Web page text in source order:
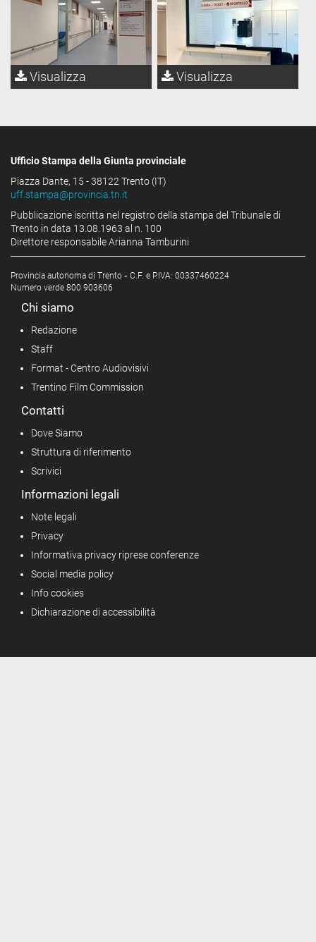
Visualizza Visualizza
Ufficio Stampa della Giunta provinciale
Piazza Dante, 15 - 38122 Trento (IT)
uff.stampa@provincia.tn.it
Pubblicazione iscritta nel registro della stampa del Tribunale di
Trento in data 13.08.1963 al n. 100
Direttore responsabile Arianna Tamburini
Provincia autonoma di Trento - C.F. e P.IVA: 00337460224
Numero verde 800 903606
Chi siamo
Redazione
Staff
Format - Centro Audiovisivi
Trentino Film Commission
Contatti
Dove Siamo
Struttura di riferimento
Scrivici
Informazioni legali
Note legali
Privacy
Informativa privacy riprese conferenze
Social media policy
Info cookies
Dichiarazione di accessibilità